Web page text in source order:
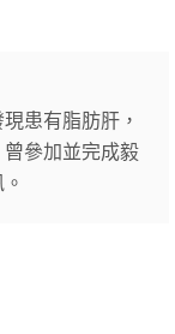
患有脂肪肝，
參加並完成毅